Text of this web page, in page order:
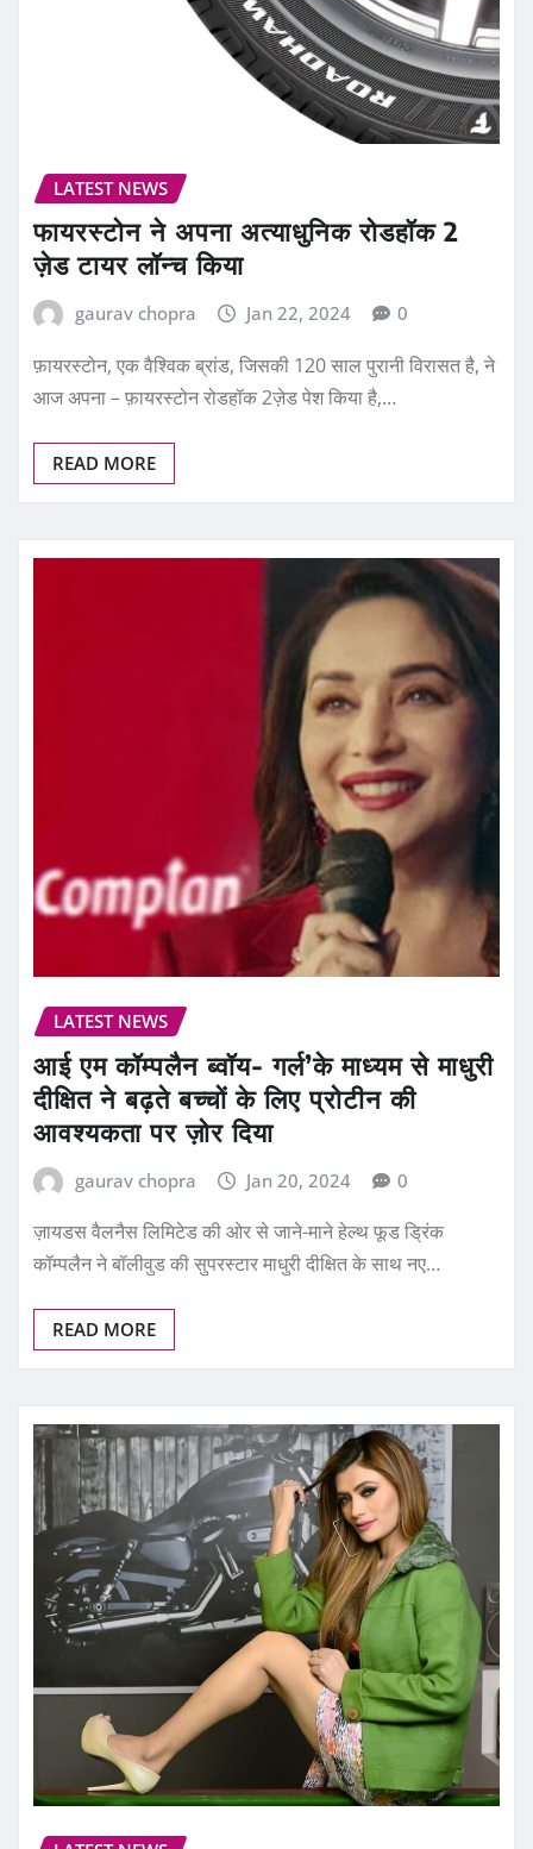
LATEST NEWS
फायरस्टोन ने अपना अत्याधुनिक रोडहॉक 2
ज़ेड टायर लॉन्च किया
gaurav chopra Jan 22, 2024 0
फ़ायरस्टोन, एक वैश्विक ब्रांड, जिसकी 120 साल पुरानी विरासत है, ने
आज अपना – फ़ायरस्टोन रोडहॉक 2ज़ेड पेश किया है,…
READ MORE
LATEST NEWS
आई एम कॉम्पलैन ब्वॉय- गर्ल’के माध्यम से माधुरी
दीक्षित ने बढ़ते बच्चों के लिए प्रोटीन की
आवश्यकता पर ज़ोर दिया
gaurav chopra Jan 20, 2024 0
ज़ायडस वैलनैस लिमिटेड की ओर से जाने-माने हेल्थ फूड ड्रिंक
कॉम्पलैन ने बॉलीवुड की सुपरस्टार माधुरी दीक्षित के साथ नए…
READ MORE